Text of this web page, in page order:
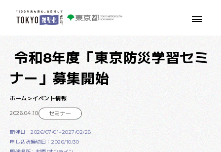
本文へ移動
令和8年度「東京防災学習セミ
ナー」募集開始
ホーム イベント情報
2026.04.10 セミナー
開催日：2026/07/01~2027/02/28
申し込み締切日：2026/10/30